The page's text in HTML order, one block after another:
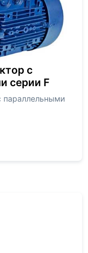
с
серии F
параллельными